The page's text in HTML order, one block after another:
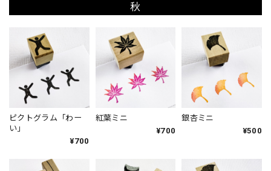
秋
ピクトグラム「わー
い」
¥700
紅葉ミニ
¥700
銀杏ミニ
¥500